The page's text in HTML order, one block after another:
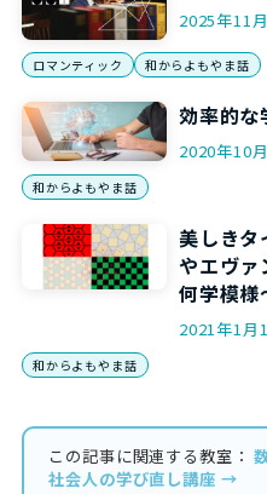
2025年11
ロマンティック 和からよもやま話
効率的な
2020年10
和からよもやま話
美しきタ
やエヴァ
何学模様
2021年1月
和からよもやま話
この記事に関連する教室：
社会人の学び直し講座 →